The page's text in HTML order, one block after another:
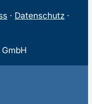
· Datenschutz ·